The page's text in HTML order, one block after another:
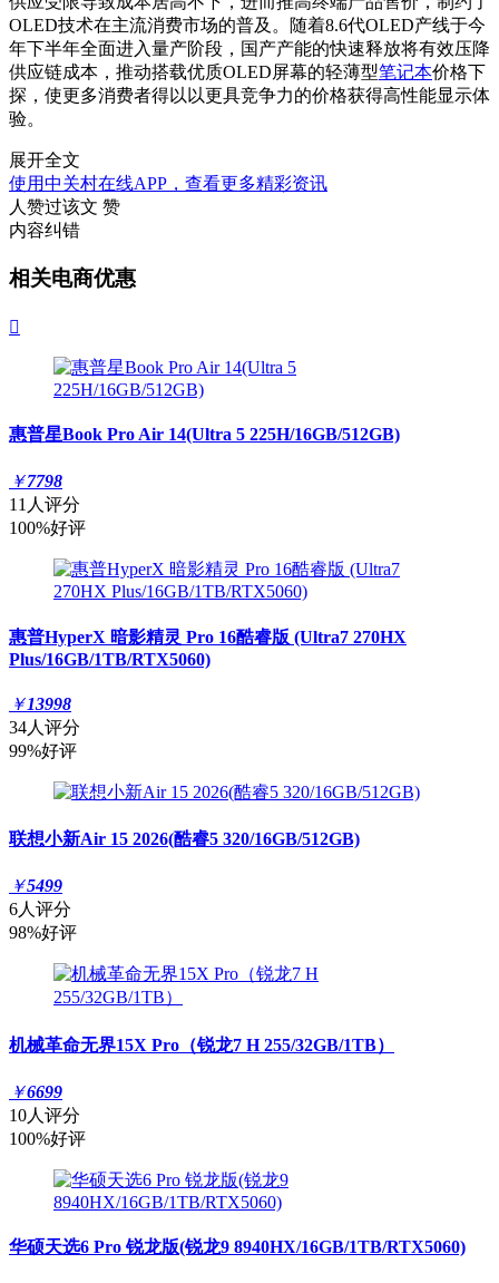
OLED技术在主流消费市场的普及。随着8.6代OLED产线于今
年下半年全面进入量产阶段，国产产能的快速释放将有效压降
供应链成本，推动搭载优质OLED屏幕的轻薄型笔记本价格下
探，使更多消费者得以以更具竞争力的价格获得高性能显示体
验。
展开全文
使用中关村在线APP，查看更多精彩资讯
人赞过该文 赞
内容纠错
相关电商优惠

惠普星Book Pro Air 14(Ultra 5 225H/16GB/512GB)
￥7798
11人评分
100%好评
惠普HyperX 暗影精灵 Pro 16酷睿版 (Ultra7 270HX
Plus/16GB/1TB/RTX5060)
￥13998
34人评分
99%好评
联想小新Air 15 2026(酷睿5 320/16GB/512GB)
￥5499
6人评分
98%好评
机械革命无界15X Pro（锐龙7 H 255/32GB/1TB）
￥6699
10人评分
100%好评
华硕天选6 Pro 锐龙版(锐龙9 8940HX/16GB/1TB/RTX5060)